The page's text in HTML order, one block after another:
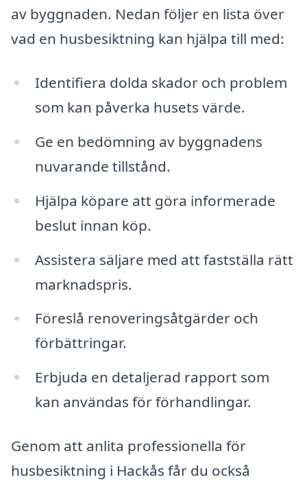
av byggnaden. Nedan följer en lista över
vad en husbesiktning kan hjälpa till med:
Identifiera dolda skador och problem
som kan påverka husets värde.
Ge en bedömning av byggnadens
nuvarande tillstånd.
Hjälpa köpare att göra informerade
beslut innan köp.
Assistera säljare med att fastställa rätt
marknadspris.
Föreslå renoveringsåtgärder och
förbättringar.
Erbjuda en detaljerad rapport som
kan användas för förhandlingar.
Genom att anlita professionella för
husbesiktning i Hackås får du också